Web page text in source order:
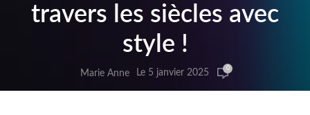
travers les siècles avec
style !
Marie Anne Le 5 janvier 2025 0